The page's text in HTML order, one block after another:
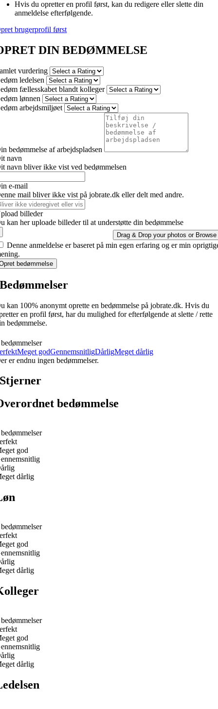
Hvis du opretter en profil først, kan du redigere eller slette din
anmeldelse efterfølgende.
brugerprofil først
DIN BEDØMMELSE
vurdering
ledelsen
fællesskabet blandt kolleger
lønnen
arbejdsmiljøet
bedømmelse af arbejdspladsen
navn
navn bliver ikke vist ved bedømmelsen
e-mail
mail bliver ikke vist på jobrate.dk eller delt med andre.
billeder
kan her uploade billeder til at understøtte din bedømmelse
Drag & Drop your photos or Browse
Denne anmeldelse er baseret på min egen erfaring og er min
bedømmelse
Bedømmelser
kan 100% anonymt oprette en bedømmelse på jobrate.dk. Hvis du
en profil først, har du mulighed for efterfølgende at slette / rette
bedømmelse.
Meget godGennemsnitligDårligMeget dårlig
er endnu ingen bedømmelser.
Stjerner
bedømmelse
god
dårlig
god
dårlig
god
dårlig